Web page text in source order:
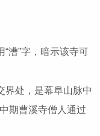
漕”字，暗示该寺可
处，是幕阜山脉中
期曹溪寺僧人通过